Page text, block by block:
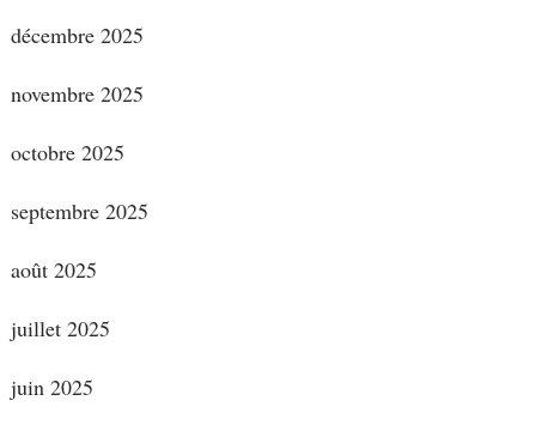
décembre 2025
novembre 2025
octobre 2025
septembre 2025
août 2025
juillet 2025
juin 2025